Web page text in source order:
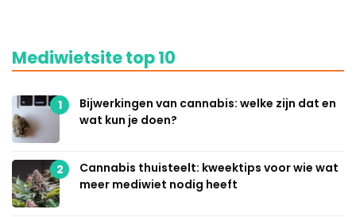
Mediwietsite top 10
1
Bijwerkingen van cannabis: welke zijn dat en
wat kun je doen?
2
Cannabis thuisteelt: kweektips voor wie wat
meer mediwiet nodig heeft